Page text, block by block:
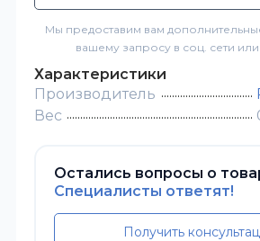
Мы предоставим вам
вашему запросу в соц. сети
Характеристики
Производитель
Вес
Остались вопросы о
Специалисты ответят!
Получить